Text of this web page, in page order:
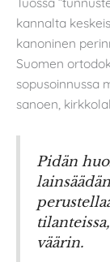
kannalta
kanoninen
Suomen
sopusoinnussa
sanoen,
Pidän
väärin.